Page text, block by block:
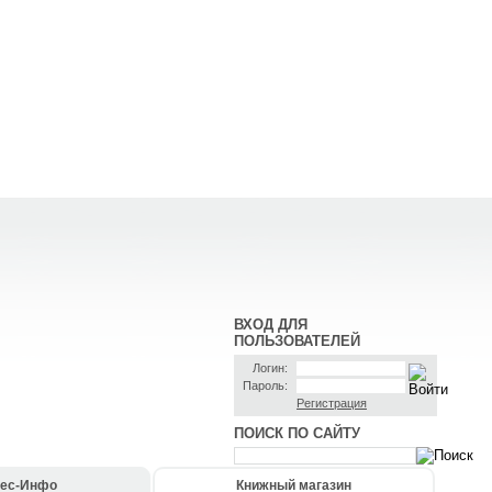
ВХОД ДЛЯ
ПОЛЬЗОВАТЕЛЕЙ
Логин:
Пароль:
Регистрация
ПОИСК ПО САЙТУ
Инфо Книжный магазин